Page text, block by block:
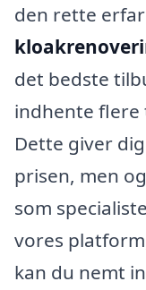
den rette
det bedste
indhente flere
Dette giver
prisen, men
som
vores
kan du nemt